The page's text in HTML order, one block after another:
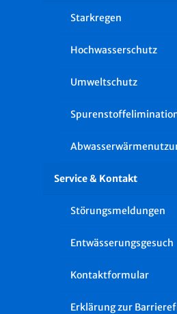
Starkregen
Hochwasserschutz
Umweltschutz
Service & Kontakt
Störungsmeldungen
Entwässerungsgesuch
Kontaktformular
Erklärung zur